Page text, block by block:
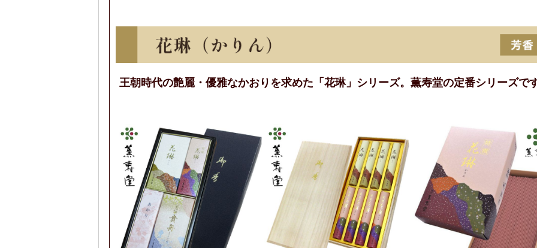
王朝時代の艶麗・優雅なかおりを求めた「花琳」シリーズ。薫寿堂の定番シリーズで